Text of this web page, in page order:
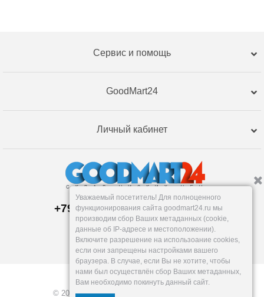
Сервис и помощь
GoodMart24
Личный кабинет
+79120359762, +79120359761
Магазин:
Челябинск ,Артиллерийская, 124В
Пн-Вс: 10-19
info@goodmart24.ru
© 2026, GoodMart24.ru — Склад низких цен.
Уважаемый посетитель! Для полноценного
функционирования сайта goodmart24.ru мы
производим сбор Ваших метаданных (cookie,
данные об IP-адресе и местоположении).
Включите разрешение на использоание cookies,
если они запрещены настройками вашего
браузера. В случае, если Вы не хотите, чтобы
нами был осуществлён сбор Ваших метаданных,
Вам необходимо покинуть данный сайт.